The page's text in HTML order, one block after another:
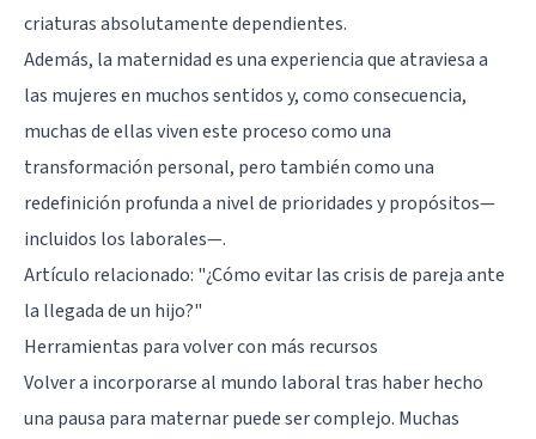
criaturas absolutamente dependientes.
Además, la maternidad es una experiencia que atraviesa a
las mujeres en muchos sentidos y, como consecuencia,
muchas de ellas viven este proceso como una
transformación personal, pero también como una
redefinición profunda a nivel de prioridades y propósitos—
incluidos los laborales—.
Artículo relacionado: "¿Cómo evitar las crisis de pareja ante
la llegada de un hijo?"
Herramientas para volver con más recursos
Volver a incorporarse al mundo laboral tras haber hecho
una pausa para maternar puede ser complejo. Muchas